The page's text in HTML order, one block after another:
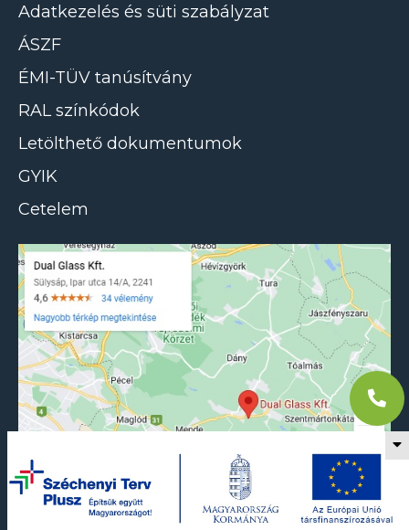
Adatkezelés és süti szabályzat
ÁSZF
ÉMI-TÜV tanúsítvány
RAL színkódok
Letölthető dokumentumok
GYIK
Cetelem
DualGlass Kft. 2023 Programozta aNetmetro Tervezte azFFM